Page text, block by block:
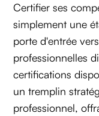
Certifier ses
simplement une
porte d'entrée
professionnelles
certifications
un tremplin
professionnel,